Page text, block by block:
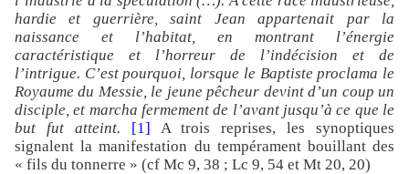
hardie et guerrière, saint Jean appartenait par la
naissance et l’habitat, en montrant l’énergie
caractéristique et l’horreur de l’indécision et de
l’intrigue. C’est pourquoi, lorsque le Baptiste proclama le
Royaume du Messie, le jeune pêcheur devint d’un coup un
disciple, et marcha fermement de l’avant jusqu’à ce que le
but fut atteint.
[1] A trois reprises, les synoptiques
signalent la manifestation du tempérament bouillant des
« fils du tonnerre » (cf Mc 9, 38 ; Lc 9, 54 et Mt 20, 20)